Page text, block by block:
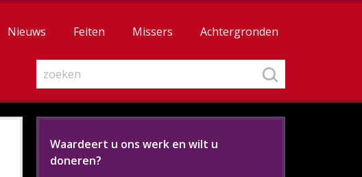
Nieuws Feiten Missers Achtergronden
Waardeert u ons werk en wilt u
doneren?